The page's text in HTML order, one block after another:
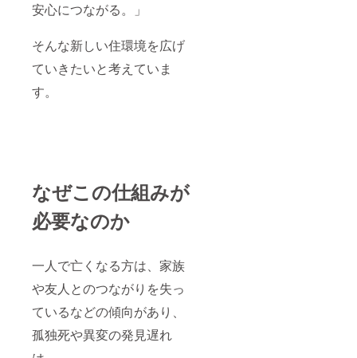
安心につながる。」
そんな新しい住環境を広げ
ていきたいと考えていま
す。
なぜこの仕組みが
必要なのか
一人で亡くなる方は、家族
や友人とのつながりを失っ
ているなどの傾向があり、
孤独死や異変の発見遅れ